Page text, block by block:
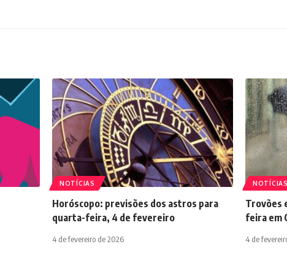
NOTÍCIAS
Horóscopo: previsões dos astros para
quarta-feira, 4 de fevereiro
4 de fevereiro de 2026
NOTÍCIAS
Trovões
feira em
4 de